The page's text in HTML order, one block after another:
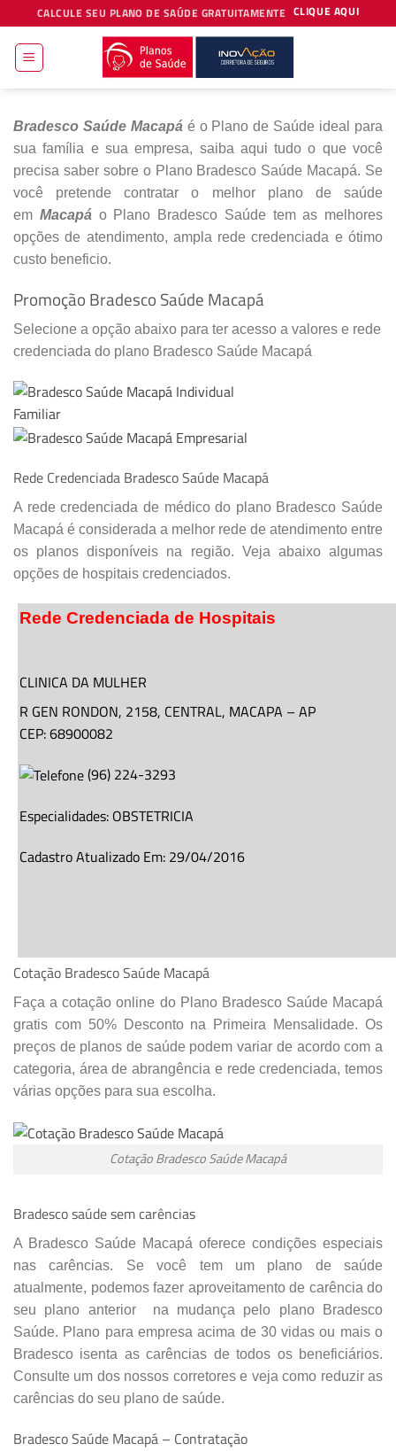
to
content
CALCULE SEU PLANO DE SAÚDE GRATUITAMENTE CLIQUE AQUI
Bradesco Saúde Macapá é o Plano de Saúde ideal para
sua família e sua empresa, saiba aqui tudo o que você
precisa saber sobre o Plano Bradesco Saúde Macapá. Se
você pretende contratar o melhor plano de saúde
em Macapá o Plano Bradesco Saúde tem as melhores
opções de atendimento, ampla rede credenciada e ótimo
custo beneficio.
Promoção Bradesco Saúde Macapá
Selecione a opção abaixo para ter acesso a valores e rede
credenciada do plano Bradesco Saúde Macapá
Rede Credenciada Bradesco Saúde Macapá
A rede credenciada de médico do plano Bradesco Saúde
Macapá é considerada a melhor rede de atendimento entre
os planos disponíveis na região. Veja abaixo algumas
opções de hospitais credenciados.
Rede Credenciada de Hospitais
CLINICA DA MULHER
R GEN RONDON, 2158, CENTRAL, MACAPA – AP
CEP: 68900082
(96) 224-3293
Especialidades: OBSTETRICIA
Cadastro Atualizado Em: 29/04/2016
Cotação Bradesco Saúde Macapá
Faça a cotação online do Plano Bradesco Saúde Macapá
gratis com 50% Desconto na Primeira Mensalidade. Os
preços de planos de saúde podem variar de acordo com a
categoria, área de abrangência e rede credenciada, temos
várias opções para sua escolha.
Cotação Bradesco Saúde Macapá
Bradesco saúde sem carências
A Bradesco Saúde Macapá oferece condições especiais
nas carências. Se você tem um plano de saúde
atualmente, podemos fazer aproveitamento de carência do
seu plano anterior
na mudança pelo plano Bradesco
Saúde. Plano para empresa acima de 30 vidas ou mais o
Bradesco isenta as carências de todos os beneficiários.
Consulte um dos nossos corretores e veja como reduzir as
carências do seu plano de saúde.
Bradesco Saúde Macapá – Contratação